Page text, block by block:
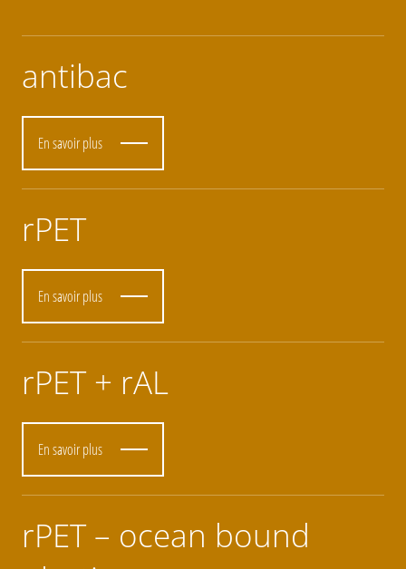
antibac
En savoir plus
rPET
En savoir plus
rPET + rAL
En savoir plus
rPET – ocean bound